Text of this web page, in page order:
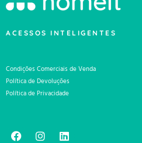
ACESSOS INTELIGENTES
Condições Comerciais de Venda
Política de Devoluções
Política de Privacidade